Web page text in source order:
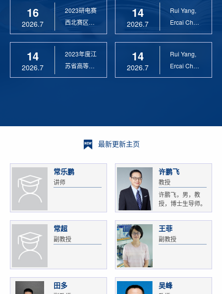
16
2026.7
2023研电赛
西北赛区优
秀指导教师
14
2026.7
2023年度江
苏省高等学
校科学技术
14
2026.7
Rui Yang,
Ercai Chen
and
14
2026.7
Rui Yang,
Ercai Chen
and
最新更新主页
常乐鹏
讲师
许鹏飞
教授
许鹏飞，男，教
授，博士生导师。
获...
常超
副教授
王菲
副教授
田多 吴峰